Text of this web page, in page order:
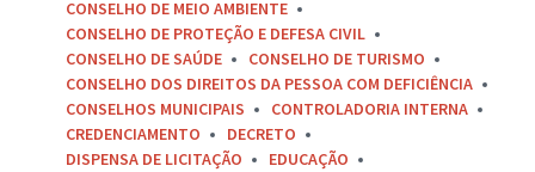
CONSELHO DE MEIO AMBIENTE
CONSELHO DE PROTEÇÃO E DEFESA CIVIL
CONSELHO DE SAÚDE
CONSELHO DE TURISMO
CONSELHO DOS DIREITOS DA PESSOA COM DEFICIÊNCIA
CONSELHOS MUNICIPAIS
CONTROLADORIA INTERNA
CREDENCIAMENTO
DECRETO
DISPENSA DE LICITAÇÃO
EDUCAÇÃO